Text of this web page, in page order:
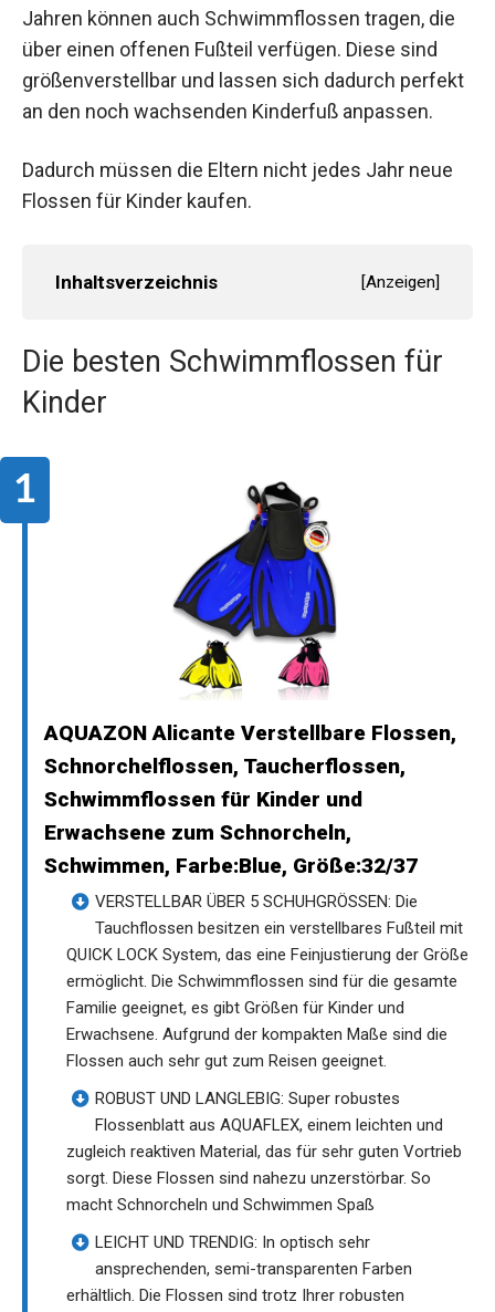
Jahren können auch Schwimmflossen tragen, die
über einen offenen Fußteil verfügen. Diese sind
größenverstellbar und lassen sich dadurch perfekt
an den noch wachsenden Kinderfuß anpassen.
Dadurch müssen die Eltern nicht jedes Jahr neue
Flossen für Kinder kaufen.
Inhaltsverzeichnis [Anzeigen]
Die besten Schwimmflossen für
Kinder
AQUAZON Alicante Verstellbare Flossen,
Schnorchelflossen, Taucherflossen,
Schwimmflossen für Kinder und
Erwachsene zum Schnorcheln,
Schwimmen, Farbe:Blue, Größe:32/37
VERSTELLBAR ÜBER 5 SCHUHGRÖSSEN: Die
Tauchflossen besitzen ein verstellbares Fußteil mit
QUICK LOCK System, das eine Feinjustierung der Größe
ermöglicht. Die Schwimmflossen sind für die gesamte
Familie geeignet, es gibt Größen für Kinder und
Erwachsene. Aufgrund der kompakten Maße sind die
Flossen auch sehr gut zum Reisen geeignet.
ROBUST UND LANGLEBIG: Super robustes
Flossenblatt aus AQUAFLEX, einem leichten und
zugleich reaktiven Material, das für sehr guten Vortrieb
sorgt. Diese Flossen sind nahezu unzerstörbar. So
macht Schnorcheln und Schwimmen Spaß
LEICHT UND TRENDIG: In optisch sehr
ansprechenden, semi-transparenten Farben
erhältlich. Die Flossen sind trotz Ihrer robusten